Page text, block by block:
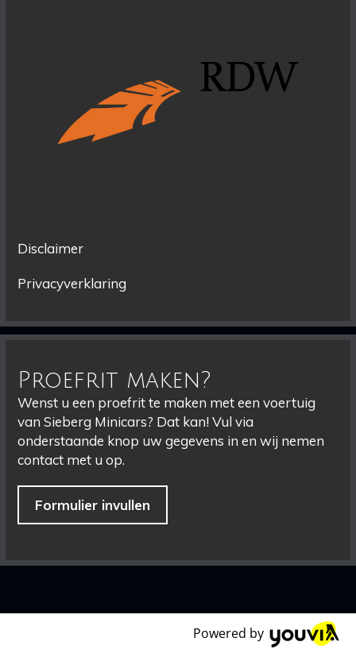
Disclaimer
Privacyverklaring
Proefrit maken?
Wenst u een proefrit te maken met een voertuig
van Sieberg Minicars? Dat kan! Vul via
onderstaande knop uw gegevens in en wij nemen
contact met u op.
Formulier invullen
Powered by